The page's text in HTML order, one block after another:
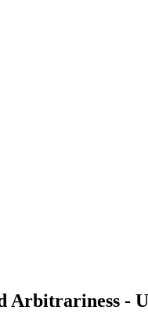
Arbitrariness -